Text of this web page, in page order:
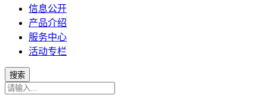
信息公开
产品介绍
服务中心
活动专栏